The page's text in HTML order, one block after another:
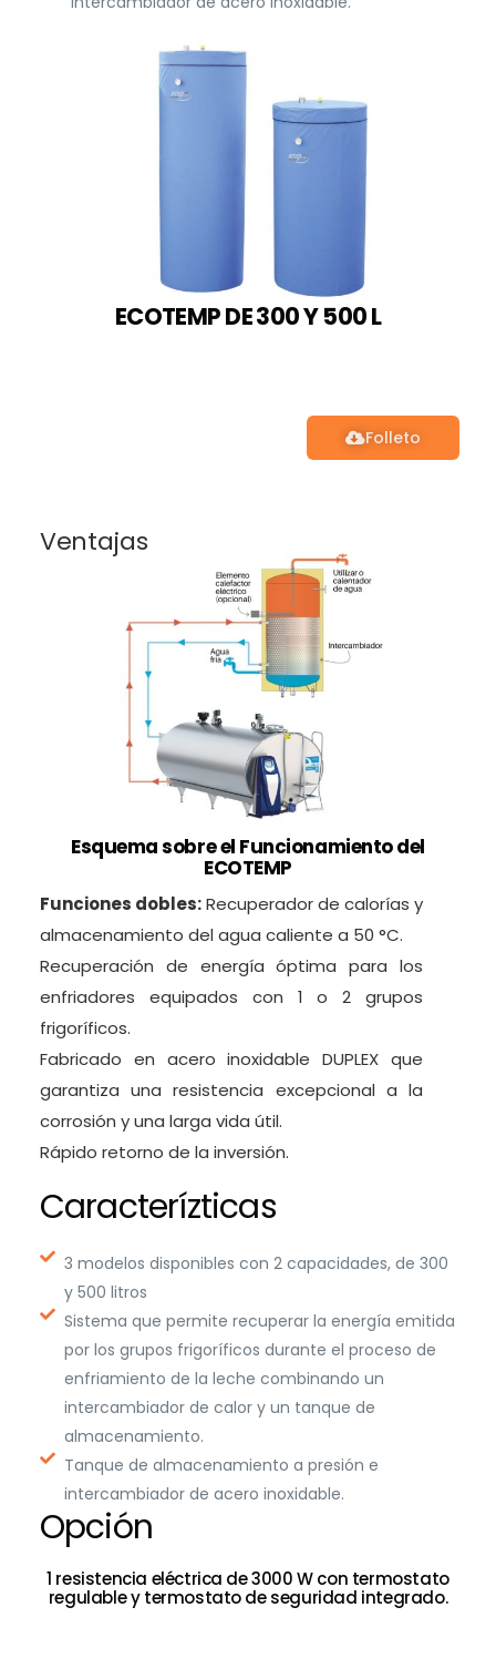
ECOTEMP DE 300 Y 500 L
Folleto
Esquema sobre el Funcionamiento del
ECOTEMP
Ventajas
Funciones dobles:Recuperador de calorías y
almacenamiento del agua caliente a 50 °C.
Recuperación de energía óptima para los
enfriadores equipados con 1 o 2 grupos
frigoríficos.
Fabricado en acero inoxidable DUPLEX que
garantiza una resistencia excepcional a la
corrosión y una larga vida útil.
Rápido retorno de la inversión.
Caracterízticas
3 modelos disponibles con 2 capacidades, de 300
y 500 litros
Sistema que permite recuperar la energía emitida
por los grupos frigoríficos durante el proceso de
enfriamiento de la leche combinando un
intercambiador de calor y un tanque de
almacenamiento.
Tanque de almacenamiento a presión e
intercambiador de acero inoxidable.
Opción
1 resistencia eléctrica de 3000 W con termostato
regulable y termostato de seguridad integrado.